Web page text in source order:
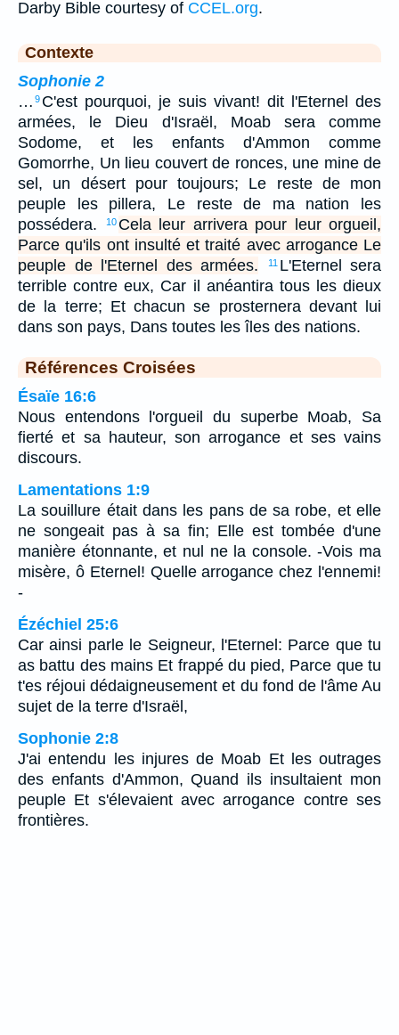
Darby Bible courtesy of CCEL.org.
Contexte
Sophonie 2
… 9 C'est pourquoi, je suis vivant! dit l'Eternel des
armées, le Dieu d'Israël, Moab sera comme
Sodome, et les enfants d'Ammon comme
Gomorrhe, Un lieu couvert de ronces, une mine de
sel, un désert pour toujours; Le reste de mon
peuple les pillera, Le reste de ma nation les
possédera.
10 Cela leur arrivera pour leur orgueil,
Parce qu'ils ont insulté et traité avec arrogance Le
peuple de l'Eternel des armées.
11 L'Eternel sera
terrible contre eux, Car il anéantira tous les dieux
de la terre; Et chacun se prosternera devant lui
dans son pays, Dans toutes les îles des nations.
Références Croisées
Ésaïe 16:6
Nous entendons l'orgueil du superbe Moab, Sa
fierté et sa hauteur, son arrogance et ses vains
discours.
Lamentations 1:9
La souillure était dans les pans de sa robe, et elle
ne songeait pas à sa fin; Elle est tombée d'une
manière étonnante, et nul ne la console. -Vois ma
misère, ô Eternel! Quelle arrogance chez l'ennemi!
-
Ézéchiel 25:6
Car ainsi parle le Seigneur, l'Eternel: Parce que tu
as battu des mains Et frappé du pied, Parce que tu
t'es réjoui dédaigneusement et du fond de l'âme Au
sujet de la terre d'Israël,
Sophonie 2:8
J'ai entendu les injures de Moab Et les outrages
des enfants d'Ammon, Quand ils insultaient mon
peuple Et s'élevaient avec arrogance contre ses
frontières.